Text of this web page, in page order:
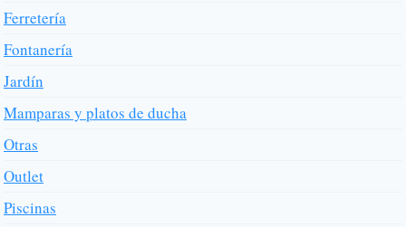
Ferretería
Fontanería
Jardín
Mamparas y platos de ducha
Otras
Outlet
Piscinas